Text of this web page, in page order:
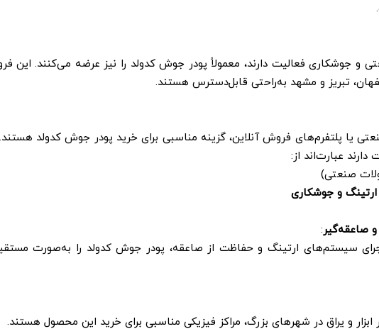
و جوشکاری فعالیت دارند، معمولاً پودر جوش کدولد را نیز عرضه می‌کنند. این
تبریز و مشهد به‌راحتی قابل‌دسترس هستند.
پلتفرم‌های فروش آنلاین، گزینه مناسبی برای خرید پودر جوش کدولد هستند.
عبارت‌اند از:
صنعتی)
و جوشکاری
صاعقه‌گیر:
سیستم‌های ارتینگ و حفاظت از صاعقه، پودر جوش کدولد را به‌صورت
ابزار و یراق در شهرهای بزرگ، مراکز فیزیکی مناسبی برای خرید این محصول هستند.